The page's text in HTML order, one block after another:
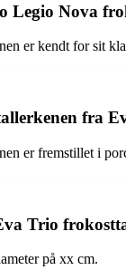
Legio Nova
er kendt for sit
fra
er fremstillet i
Trio
på xx cm.